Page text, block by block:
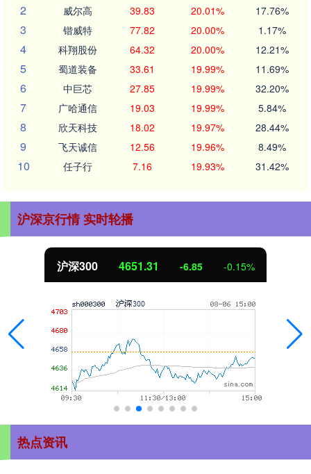
2 威尔高 39.83 20.01% 17.76%
3 锴威特 77.82 20.00% 1.17%
4 科翔股份 64.32 20.00% 12.21%
5 蜀道装备 33.61 19.99% 11.69%
6 中巨芯 27.85 19.99% 32.20%
7 广哈通信 19.03 19.99% 5.84%
8 欣天科技 18.02 19.97% 28.44%
9 飞天诚信 12.56 19.96% 8.49%
10 任子行 7.16 19.93% 31.42%
沪深京行情 实时轮播
沪深300 4651.31 -6.85 -0.15%
热点资讯